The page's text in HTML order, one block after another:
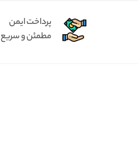
پرداخت ایمن
مطمئن و سریع